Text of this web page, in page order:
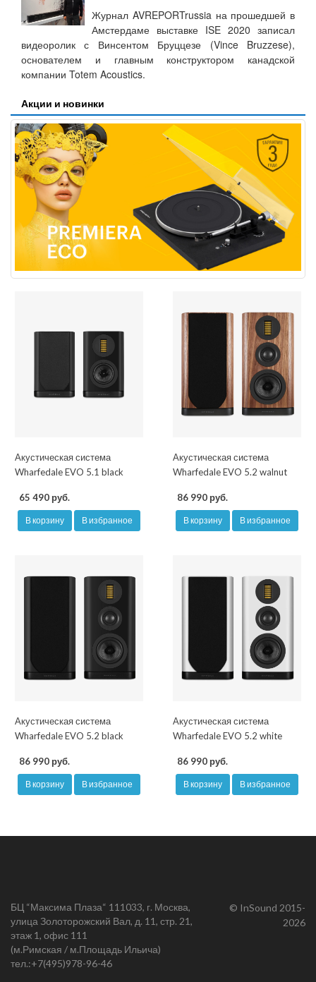
Журнал AVREPORTrussia на прошедшей в
Амстердаме выставке ISE 2020 записал
видеоролик с Винсентом Бруццезе (Vince Bruzzese),
основателем и главным конструктором канадской
компании Totem Acoustics.
Акции и новинки
Акустическая система
Wharfedale EVO 5.1 black
65 490 руб.
В корзину В избранное
Акустическая система
Wharfedale EVO 5.2 walnut
86 990 руб.
В корзину В избранное
Акустическая система
Wharfedale EVO 5.2 black
86 990 руб.
В корзину В избранное
Акустическая система
Wharfedale EVO 5.2 white
86 990 руб.
В корзину В избранное
БЦ “Максима Плаза“ 111033, г. Москва,
улица Золоторожский Вал, д. 11, стр. 21,
этаж 1, офис 111
(м.Римская / м.Площадь Ильича)
тел.:+7(495)978-96-46
© InSound 2015-
2026